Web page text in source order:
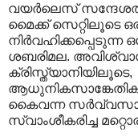
വയർലെസ്
മൈക്ക് സെറ്റിലൂടെ
നിർവഹിക്കപ്പെടുന്ന
ശബരിമല.
ക്രിസ്ത്യാനിയിലൂടെ,
കൈവന്ന
സ്വാംശീകരിച്ച